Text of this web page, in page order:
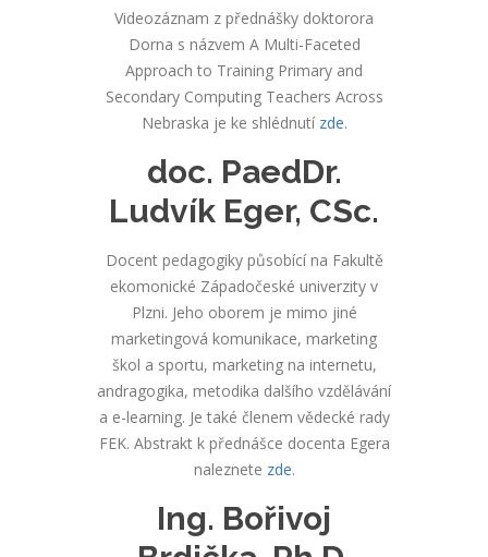
Videozáznam z přednášky doktorora
Dorna s názvem A Multi-Faceted
Approach to Training Primary and
Secondary Computing Teachers Across
Nebraska je ke shlédnutí zde.
doc. PaedDr.
Ludvík Eger, CSc.
Docent pedagogiky působící na Fakultě
ekomonické Západočeské univerzity v
Plzni. Jeho oborem je mimo jiné
marketingová komunikace, marketing
škol a sportu, marketing na internetu,
andragogika, metodika dalšího vzdělávání
a e-learning. Je také členem vědecké rady
FEK. Abstrakt k přednášce docenta Egera
naleznete zde.
Ing. Bořivoj